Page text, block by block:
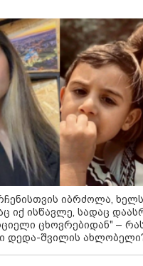
იბრძოლა,
იქ ისწავლე, სადაც
ცხოვრებიდან" –
დედა-შვილის